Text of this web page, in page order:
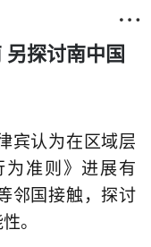

探讨南中国
宾认为在区域层
为准则》进展有
邻国接触，探讨
。